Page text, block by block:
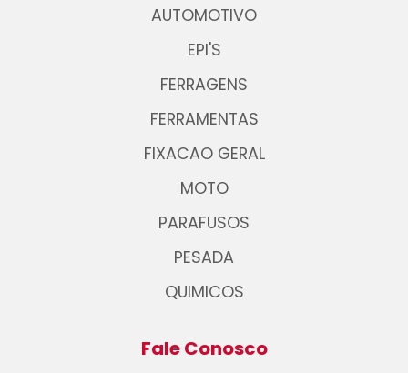
AUTOMOTIVO
EPI'S
FERRAGENS
FERRAMENTAS
FIXACAO GERAL
MOTO
PARAFUSOS
PESADA
QUIMICOS
Fale Conosco